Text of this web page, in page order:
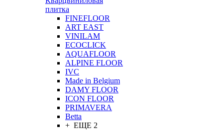
плитка
FINEFLOOR
ART EAST
VINILAM
ECOCLICK
AQUAFLOOR
ALPINE FLOOR
IVC
Made in Belgium
DAMY FLOOR
ICON FLOOR
PRIMAVERA
Betta
+ ЕЩЕ 2